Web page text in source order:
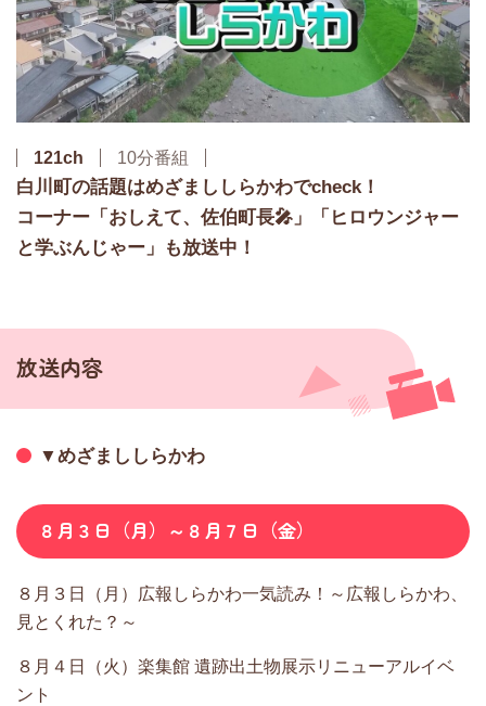
121ch 10分番組
白川町の話題はめざまししらかわでcheck！
コーナー「おしえて、佐伯町長🎤」「ヒロウンジャー
と学ぶんじゃー」も放送中！
放送内容
▼めざまししらかわ
８月３日（月）～８月７日（金）
８月３日（月）広報しらかわ一気読み！～広報しらかわ、
見とくれた？～
８月４日（火）楽集館 遺跡出土物展示リニューアルイベ
ント